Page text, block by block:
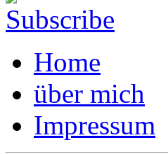
Home
über mich
Impressum